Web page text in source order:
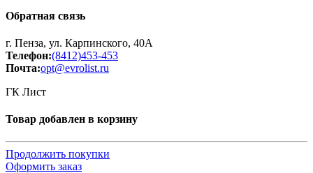
Обратная связь
г. Пенза, ул. Карпинского, 40А
Телефон:(8412)453-453
Почта:opt@evrolist.ru
ГК Лист
Товар добавлен в корзину
Продолжить покупки
Оформить заказ